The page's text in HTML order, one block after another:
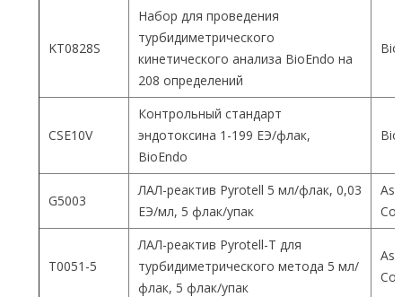
KT0828S
Набор для проведения
турбидиметрического
кинетического анализа BioEndo на
208 определений
CSE10V
Контрольный стандарт
эндотоксина 1-199 ЕЭ/флак,
BioEndo
G5003
ЛАЛ-реактив Pyrotell 5 мл/флак, 0,03
ЕЭ/мл, 5 флак/упак
T0051-5
ЛАЛ-реактив Pyrotell-T для
турбидиметрического метода 5 мл/
флак, 5 флак/упак